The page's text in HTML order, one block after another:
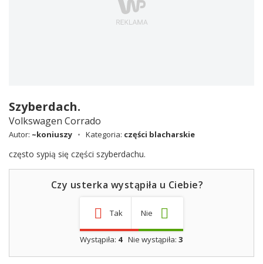
Szyberdach.
Volkswagen Corrado
Autor: ~koniuszy Kategoria: części blacharskie
często sypią się części szyberdachu.
Czy usterka wystąpiła u Ciebie?
Tak Nie
Wystąpiła: 4 Nie wystąpiła: 3